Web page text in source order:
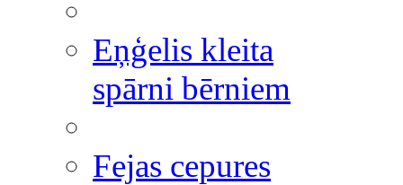
Eņģelis kleita
spārni bērniem
Fejas cepures